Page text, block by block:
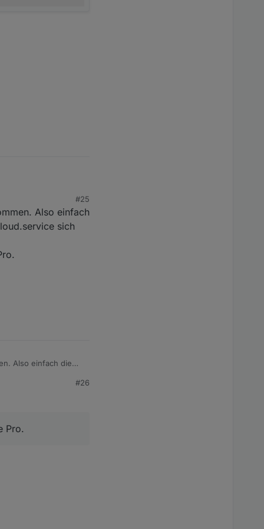
#25
Also einfach
sich
Also einfach die
#26
Pro.